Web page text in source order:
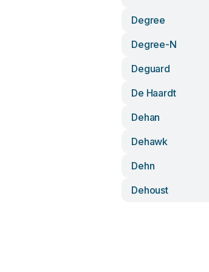
Degree
Degree-N
Deguard
De Haardt
Dehan
Dehawk
Dehn
Dehoust